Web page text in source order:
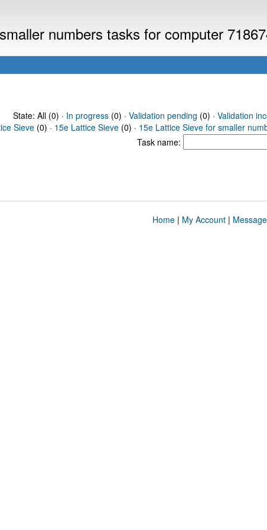
numbers tasks for computer
State: All (0) · In progress(0) · Validation pending (0) · Validation
Sieve (0) · 15e Lattice Sieve (0) · 15e Lattice Sieve for smaller
Task name:
Home| My Account|